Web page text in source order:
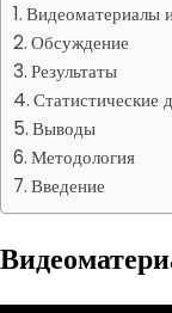
Видеоматериалы
Обсуждение
Результаты
Статистические
Выводы
Методология
Введение